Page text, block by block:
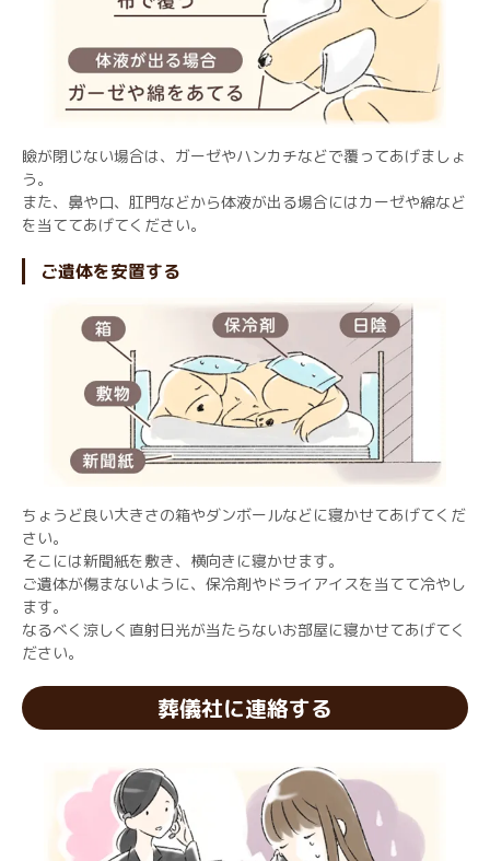
瞼が閉じない場合は、ガーゼやハンカチなどで覆ってあげましょ
う。
また、鼻や口、肛門などから体液が出る場合にはカーゼや綿など
を当ててあげてください。
ご遺体を安置する
ちょうど良い大きさの箱やダンボールなどに寝かせてあげてくだ
さい。
そこには新聞紙を敷き、横向きに寝かせます。
ご遺体が傷まないように、保冷剤やドライアイスを当てて冷やし
ます。
なるべく涼しく直射日光が当たらないお部屋に寝かせてあげてく
ださい。
葬儀社に連絡する